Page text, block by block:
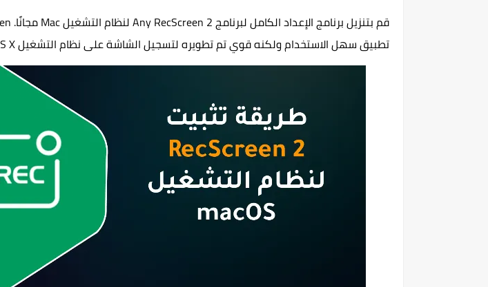
تطبيق سهل الاستخدام ولكنه قوي تم تطويره لتسجيل الشاشة على نظام التشغيل Mac OS X.